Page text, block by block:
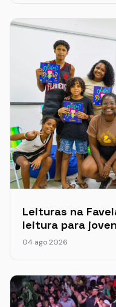
Leituras na
leitura para
04 ago 2026